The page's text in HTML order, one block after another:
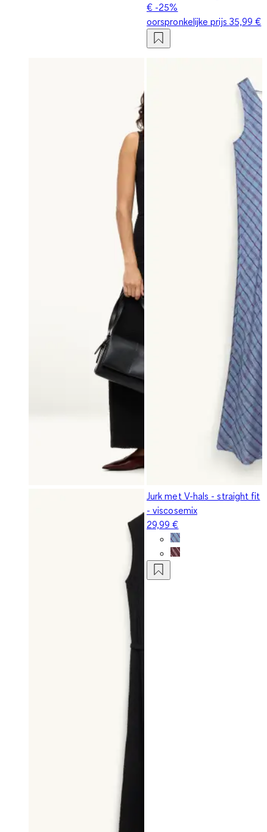
€ -25%
oorspronkelijke prijs 35,99 €
Jurk met V-hals - straight fit
- viscosemix
29,99 €